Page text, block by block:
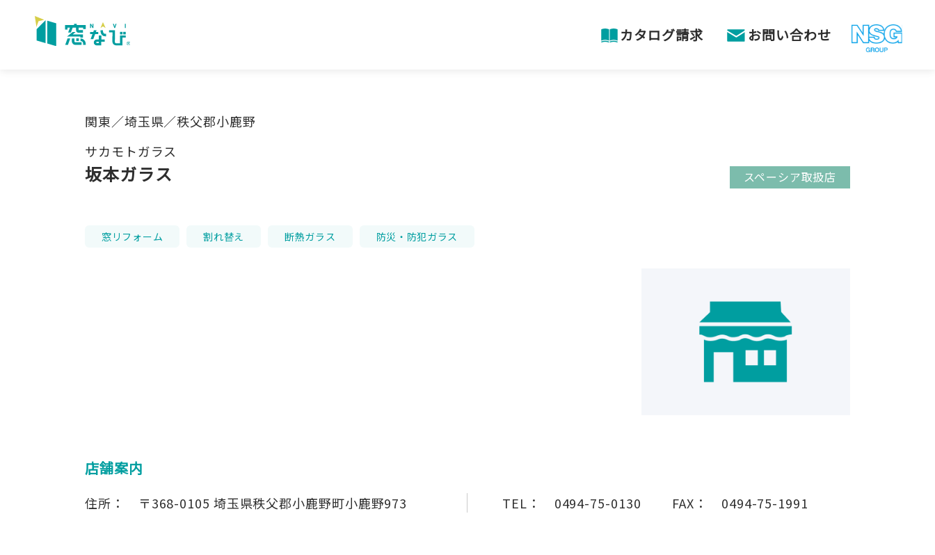
content
カタログ請求 お問い合わせ
関東／埼玉県／秩父郡小鹿野
サカモトガラス
坂本ガラス スペーシア取扱店
窓リフォーム 割れ替え 断熱ガラス 防災・防犯ガラス
店舗案内
住所： 〒368-0105 埼玉県秩父郡小鹿野町小鹿野973 TEL： 0494-75-0130 FAX： 0494-75-1991